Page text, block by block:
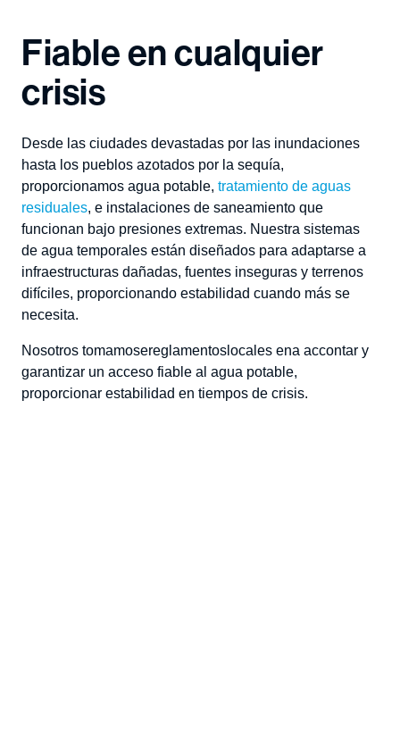
Fiable en cualquier
crisis
Desde las ciudades devastadas por las inundaciones
hasta los pueblos azotados por la sequía,
proporcionamos agua potable, tratamiento de aguas
residuales, e instalaciones de saneamiento que
funcionan bajo presiones extremas. Nuestra sistemas
de agua temporales están diseñados para adaptarse a
infraestructuras dañadas, fuentes inseguras y terrenos
difíciles, proporcionando estabilidad cuando más se
necesita.
Nosotros tomamosereglamentos locales ena accontar y
garantizar un acceso fiable al agua potable,
proporcionar estabilidad en tiempos de crisis.